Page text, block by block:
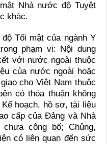
Nhà nước độ Tuyệt
khác.
Tối mật của ngành Y
phạm vi: Nội dung
với nước ngoài thuộc
của nước ngoài hoặc
cho Việt Nam thuộc
có thỏa thuận không
hoạch, hồ sơ, tài liệu
cấp của Đảng và Nhà
công bố; Chủng,
có liên quan đến sức